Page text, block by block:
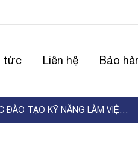
tức Liên hệ Bảo
D2T TỔ CHỨC ĐÀO TẠO KỸ NĂNG LÀM VIỆC NHÓM – XÂ ...